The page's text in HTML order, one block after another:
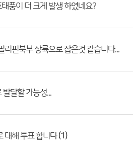
풍이 더 크게 발생 하였네요?
리핀북부 상륙으로 잡은것 같습니다...
달할 가능성...
대해 투표 합니다(1)